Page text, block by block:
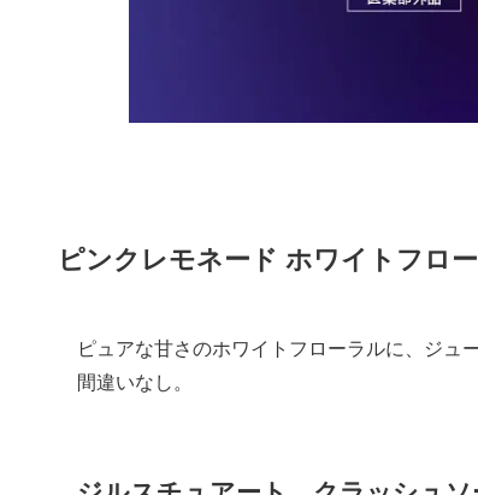
ピンクレモネード ホワイトフロ
ピュアな甘さのホワイトフローラルに、ジ
間違いなし。